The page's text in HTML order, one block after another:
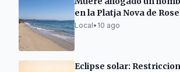
en la Platja Nova de
Local• 10 ago
Eclipse solar: